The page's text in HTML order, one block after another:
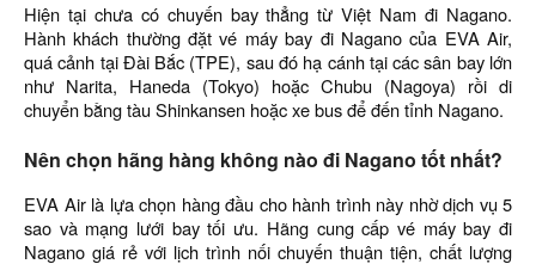
Hiện tại chưa có chuyến bay thẳng từ Việt Nam đi Nagano.
Hành khách thường đặt vé máy bay đi Nagano của EVA Air,
quá cảnh tại Đài Bắc (TPE), sau đó hạ cánh tại các sân bay lớn
như Narita, Haneda (Tokyo) hoặc Chubu (Nagoya) rồi di
chuyển bằng tàu Shinkansen hoặc xe bus để đến tỉnh Nagano.
Nên chọn hãng hàng không nào đi Nagano tốt nhất?
EVA Air là lựa chọn hàng đầu cho hành trình này nhờ dịch vụ 5
sao và mạng lưới bay tối ưu. Hãng cung cấp vé máy bay đi
Nagano giá rẻ với lịch trình nối chuyến thuận tiện, chất lượng